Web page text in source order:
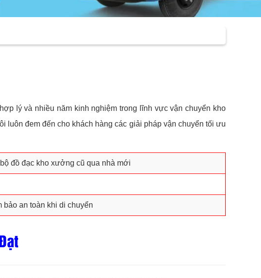
lý và nhiều năm kinh nghiệm trong lĩnh vực vận chuyển kho
đem đến cho khách hàng các giải pháp vận chuyển tối ưu
đồ đạc kho xưởng cũ qua nhà mới
an toàn khi di chuyển